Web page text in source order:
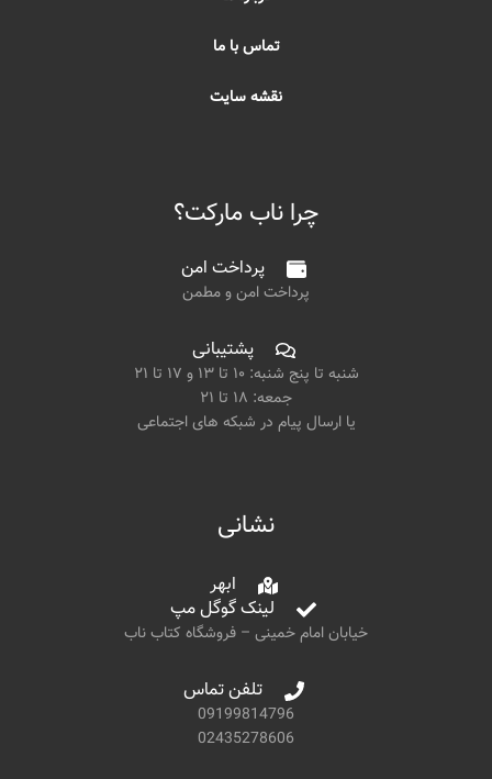
تماس با ما
نقشه سایت
چرا ناب مارکت؟
پرداخت امن
پرداخت امن و مطمن
پشتیبانی
شنبه تا پنج شنبه: ۱۰ تا ۱۳ و ۱۷ تا ۲۱
جمعه: ۱۸ تا ۲۱
یا ارسال پیام در شبکه های اجتماعی
نشانی
ابهر
لینک گوگل مپ
خیابان امام خمینی – فروشگاه کتاب ناب
تلفن تماس
09199814796
02435278606